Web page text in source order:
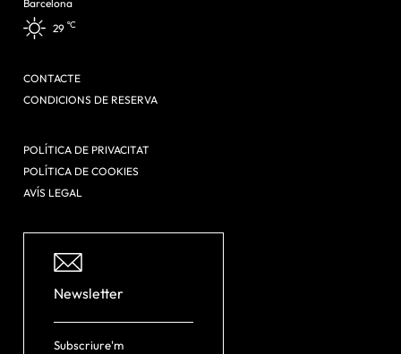
Barcelona
29 ºC
CONTACTE
CONDICIONS DE RESERVA
POLÍTICA DE PRIVACITAT
POLÍTICA DE COOKIES
AVÍS LEGAL
Newsletter
Subscriure'm